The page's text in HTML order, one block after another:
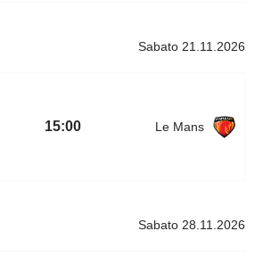
Sabato 21.11.2026
15:00 Le Mans
Sabato 28.11.2026